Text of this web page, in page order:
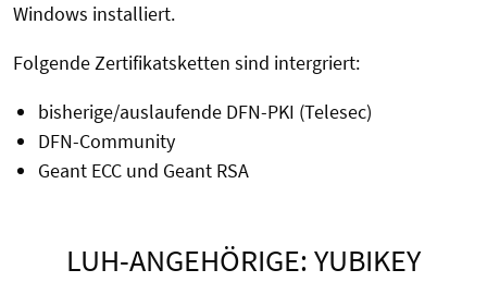
Windows installiert.
Folgende Zertifikatsketten sind intergriert:
bisherige/auslaufende DFN-PKI (Telesec)
DFN-Community
Geant ECC und Geant RSA
LUH-ANGEHÖRIGE: YUBIKEY